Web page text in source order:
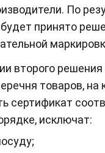
По
принято
второго решения
товаров, на
сертификат
исключат: